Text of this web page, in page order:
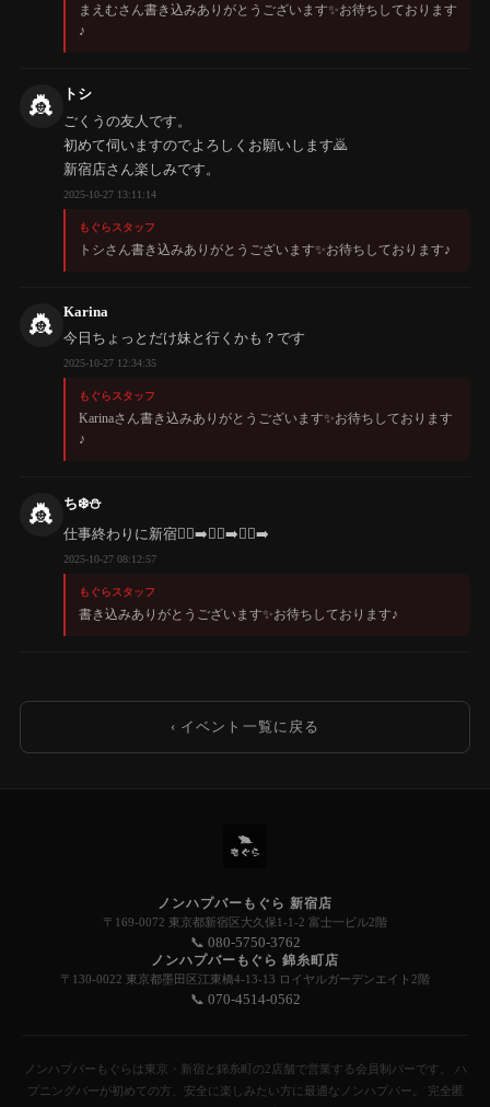
まえむさん書き込みありがとうございます✨️お待ちしております
♪
👸
トシ
ごくうの友人です。
初めて伺いますのでよろしくお願いします🙇
新宿店さん楽しみです。
2025-10-27 13:11:14
もぐらスタッフ
トシさん書き込みありがとうございます✨️お待ちしております♪
👸
Karina
今日ちょっとだけ妹と行くかも？です
2025-10-27 12:34:35
もぐらスタッフ
Karinaさん書き込みありがとうございます✨️お待ちしております
♪
👸
ち❄️⛄️
仕事終わりに新宿🚶‍♀️‍➡️🚶‍♀️‍➡️🚶‍♀️‍➡️
2025-10-27 08:12:57
もぐらスタッフ
書き込みありがとうございます✨️お待ちしております♪
‹ イベント一覧に戻る
ノンハプバーもぐら 新宿店
〒169-0072 東京都新宿区大久保1-1-2 富士一ビル2階
📞 080-5750-3762
ノンハプバーもぐら 錦糸町店
〒130-0022 東京都墨田区江東橋4-13-13 ロイヤルガーデンエイト2階
📞 070-4514-0562
ノンハプバーもぐらは東京・新宿と錦糸町の2店舗で営業する会員制バーです。 ハ
プニングバーが初めての方、安全に楽しみたい方に最適なノンハプバー。 完全匿